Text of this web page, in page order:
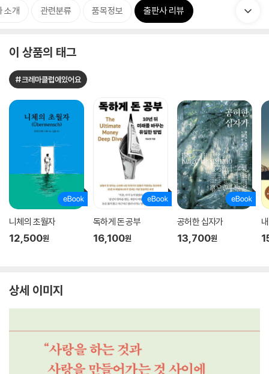
소개 관련분류 품목정보 출판사 리뷰
이 상품의 태그
#크레마클럽에있어요
니체의 초월자
12,500원
독하게 돈 공부
16,100원
공허한 십자가
13,700원
상세 이미지